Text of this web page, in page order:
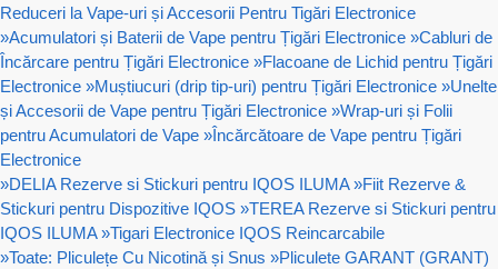
Reduceri la Vape-uri și Accesorii Pentru Tigări Electronice
»Acumulatori și Baterii de Vape pentru Țigări Electronice »Cabluri de
Încărcare pentru Țigări Electronice »Flacoane de Lichid pentru Țigări
Electronice »Muștiucuri (drip tip-uri) pentru Țigări Electronice »Unelte
și Accesorii de Vape pentru Țigări Electronice »Wrap-uri și Folii
pentru Acumulatori de Vape »Încărcătoare de Vape pentru Țigări
Electronice
»DELIA Rezerve si Stickuri pentru IQOS ILUMA »Fiit Rezerve &
Stickuri pentru Dispozitive IQOS »TEREA Rezerve si Stickuri pentru
IQOS ILUMA »Tigari Electronice IQOS Reincarcabile
»Toate: Pliculețe Cu Nicotină și Snus »Pliculete GARANT (GRANT)